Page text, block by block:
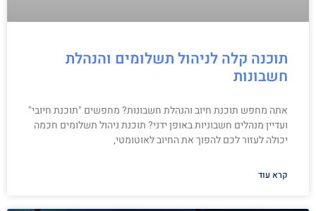
תוכנה קלה לניהול תשלומים והנהלת
חשבונות
אתה מחפש תוכנת חיוב והנהלת חשבונות? מחפשים "תוכנת חיובי"
ועדיין מנהלים חשבוניות באופן ידני? תוכנת ניהול תשלומים חכמה
יכולה לעזור לכם להפוך את החיוב לאוטומטי,
קרא עוד